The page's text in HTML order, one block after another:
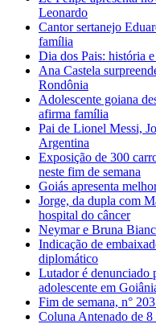
Leonardo
Cantor sertanejo
família
Dia dos Pais: história
Ana Castela
Rondônia
Adolescente goiana
afirma família
Pai de Lionel Messi,
Argentina
Exposição de 300
neste fim de semana
Goiás apresenta
Jorge, da dupla com
hospital do câncer
Neymar e Bruna
Indicação de
diplomático
Lutador é denunciado
adolescente em
Fim de semana, n°
Coluna Antenado de